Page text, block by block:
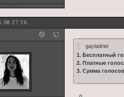
08:27:36
gayladriel
1. Бесплатный
2. Платные
3. Сумма